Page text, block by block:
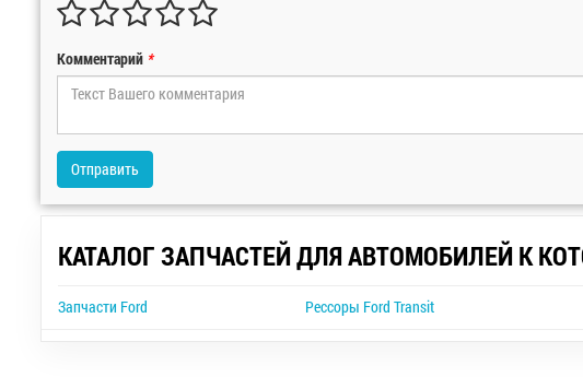
Комментарий *
Отправить
КАТАЛОГ ЗАПЧАСТЕЙ ДЛЯ АВТОМОБИЛЕЙ К
Запчасти Ford Рессоры Ford Transit